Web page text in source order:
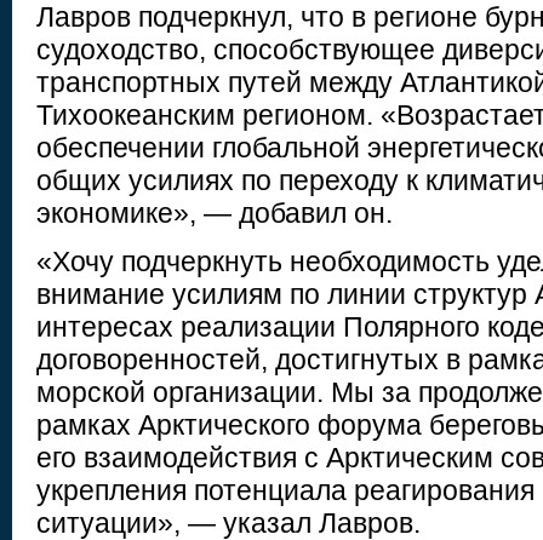
Лавров подчеркнул, что в регионе
судоходство, способствующее
транспортных путей между
Тихоокеанским регионом.
обеспечении глобальной
общих усилиях по переходу к
экономике», — добавил он.
«Хочу подчеркнуть необходимость
внимание усилиям по линии структур
интересах реализации Полярного
договоренностей, достигнутых в
морской организации. Мы за
рамках Арктического форума
его взаимодействия с Арктическим
укрепления потенциала
ситуации», — указал Лавров.